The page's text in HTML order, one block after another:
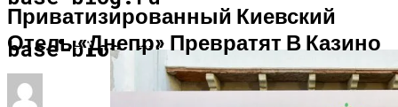
base-blog.ru
ЭКОНОМИКА И ПОЛИТИКА
Приватизированный Киевский
Отель «Днепр» Превратят В Казино